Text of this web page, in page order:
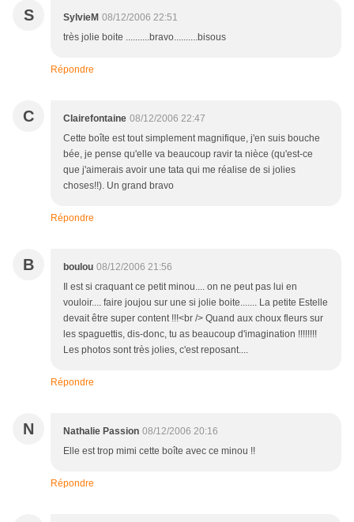
S SylvieM 08/12/2006 22:51
très jolie boite ..........bravo..........bisous
Répondre
C Clairefontaine 08/12/2006 22:47
Cette boîte est tout simplement magnifique, j'en suis bouche
bée, je pense qu'elle va beaucoup ravir ta nièce (qu'est-ce
que j'aimerais avoir une tata qui me réalise de si jolies
choses!!). Un grand bravo
Répondre
B boulou 08/12/2006 21:56
Il est si craquant ce petit minou.... on ne peut pas lui en
vouloir.... faire joujou sur une si jolie boite....... La petite Estelle
devait être super content !!!<br /> Quand aux choux fleurs sur
les spaguettis, dis-donc, tu as beaucoup d'imagination !!!!!!!!
Les photos sont très jolies, c'est reposant....
Répondre
N Nathalie Passion 08/12/2006 20:16
Elle est trop mimi cette boîte avec ce minou !!
Répondre